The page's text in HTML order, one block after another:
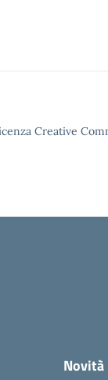
Creative
Novità